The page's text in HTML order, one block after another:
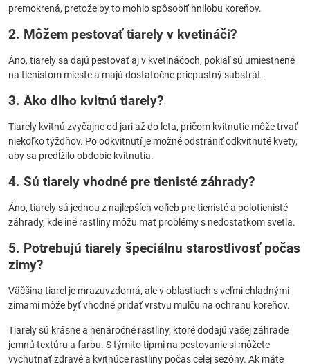
premokrená, pretože by to mohlo spôsobiť hnilobu koreňov.
2. Môžem pestovať tiarely v kvetináči?
Áno, tiarely sa dajú pestovať aj v kvetináčoch, pokiaľ sú umiestnené
na tienistom mieste a majú dostatočne priepustný substrát.
3. Ako dlho kvitnú tiarely?
Tiarely kvitnú zvyčajne od jari až do leta, pričom kvitnutie môže trvať
niekoľko týždňov. Po odkvitnutí je možné odstrániť odkvitnuté kvety,
aby sa predĺžilo obdobie kvitnutia.
4. Sú tiarely vhodné pre tienisté záhrady?
Áno, tiarely sú jednou z najlepších voľieb pre tienisté a polotienisté
záhrady, kde iné rastliny môžu mať problémy s nedostatkom svetla.
5. Potrebujú tiarely špeciálnu starostlivosť počas
zimy?
Väčšina tiarel je mrazuvzdorná, ale v oblastiach s veľmi chladnými
zimami môže byť vhodné pridať vrstvu mulču na ochranu koreňov.
Tiarely sú krásne a nenáročné rastliny, ktoré dodajú vašej záhrade
jemnú textúru a farbu. S týmito tipmi na pestovanie si môžete
vychutnať zdravé a kvitnúce rastliny počas celej sezóny. Ak máte